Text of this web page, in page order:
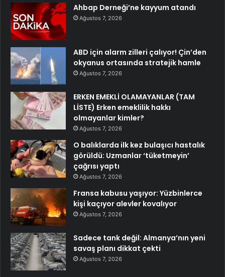
Ahbap Derneği’ne kayyum atandı
Ağustos 7, 2026
ABD için alarm zilleri çalıyor! Çin’den
okyanus ortasında stratejik hamle
Ağustos 7, 2026
ERKEN EMEKLİ OLAMAYANLAR (TAM
LİSTE) Erken emeklilik hakkı
olmayanlar kimler?
Ağustos 7, 2026
O balıklarda ilk kez bulaşıcı hastalık
görüldü: Uzmanlar ‘tüketmeyin’
çağrısı yaptı
Ağustos 7, 2026
Fransa kabusu yaşıyor: Yüzbinlerce
kişi kaçıyor alevler kovalıyor
Ağustos 7, 2026
Sadece tank değil: Almanya’nın yeni
savaş planı dikkat çekti
Ağustos 7, 2026